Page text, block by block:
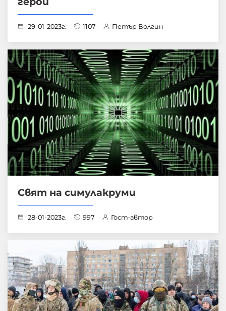
29-01-2023г. 1107 Петър Волгин
Свят на симулакруми
28-01-2023г. 997 Гост-автор